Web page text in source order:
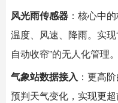
风光雨传感器 ：核心中
温度、风速、降雨。实现
自动收帘”的无人化管理。
气象站数据接入 ：更高
预判天气变化，实现更超